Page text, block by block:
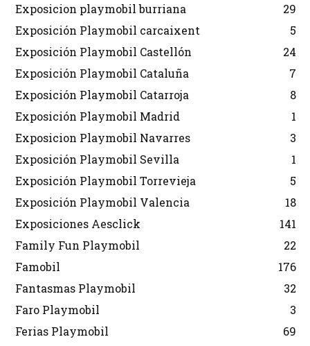
Exposicion playmobil burriana
29
Exposición Playmobil carcaixent
5
Exposición Playmobil Castellón
24
Exposición Playmobil Cataluña
7
Exposición Playmobil Catarroja
8
Exposición Playmobil Madrid
1
Exposicion Playmobil Navarres
3
Exposición Playmobil Sevilla
1
Exposición Playmobil Torrevieja
5
Exposición Playmobil Valencia
18
Exposiciones Aesclick
141
Family Fun Playmobil
22
Famobil
176
Fantasmas Playmobil
32
Faro Playmobil
3
Ferias Playmobil
69